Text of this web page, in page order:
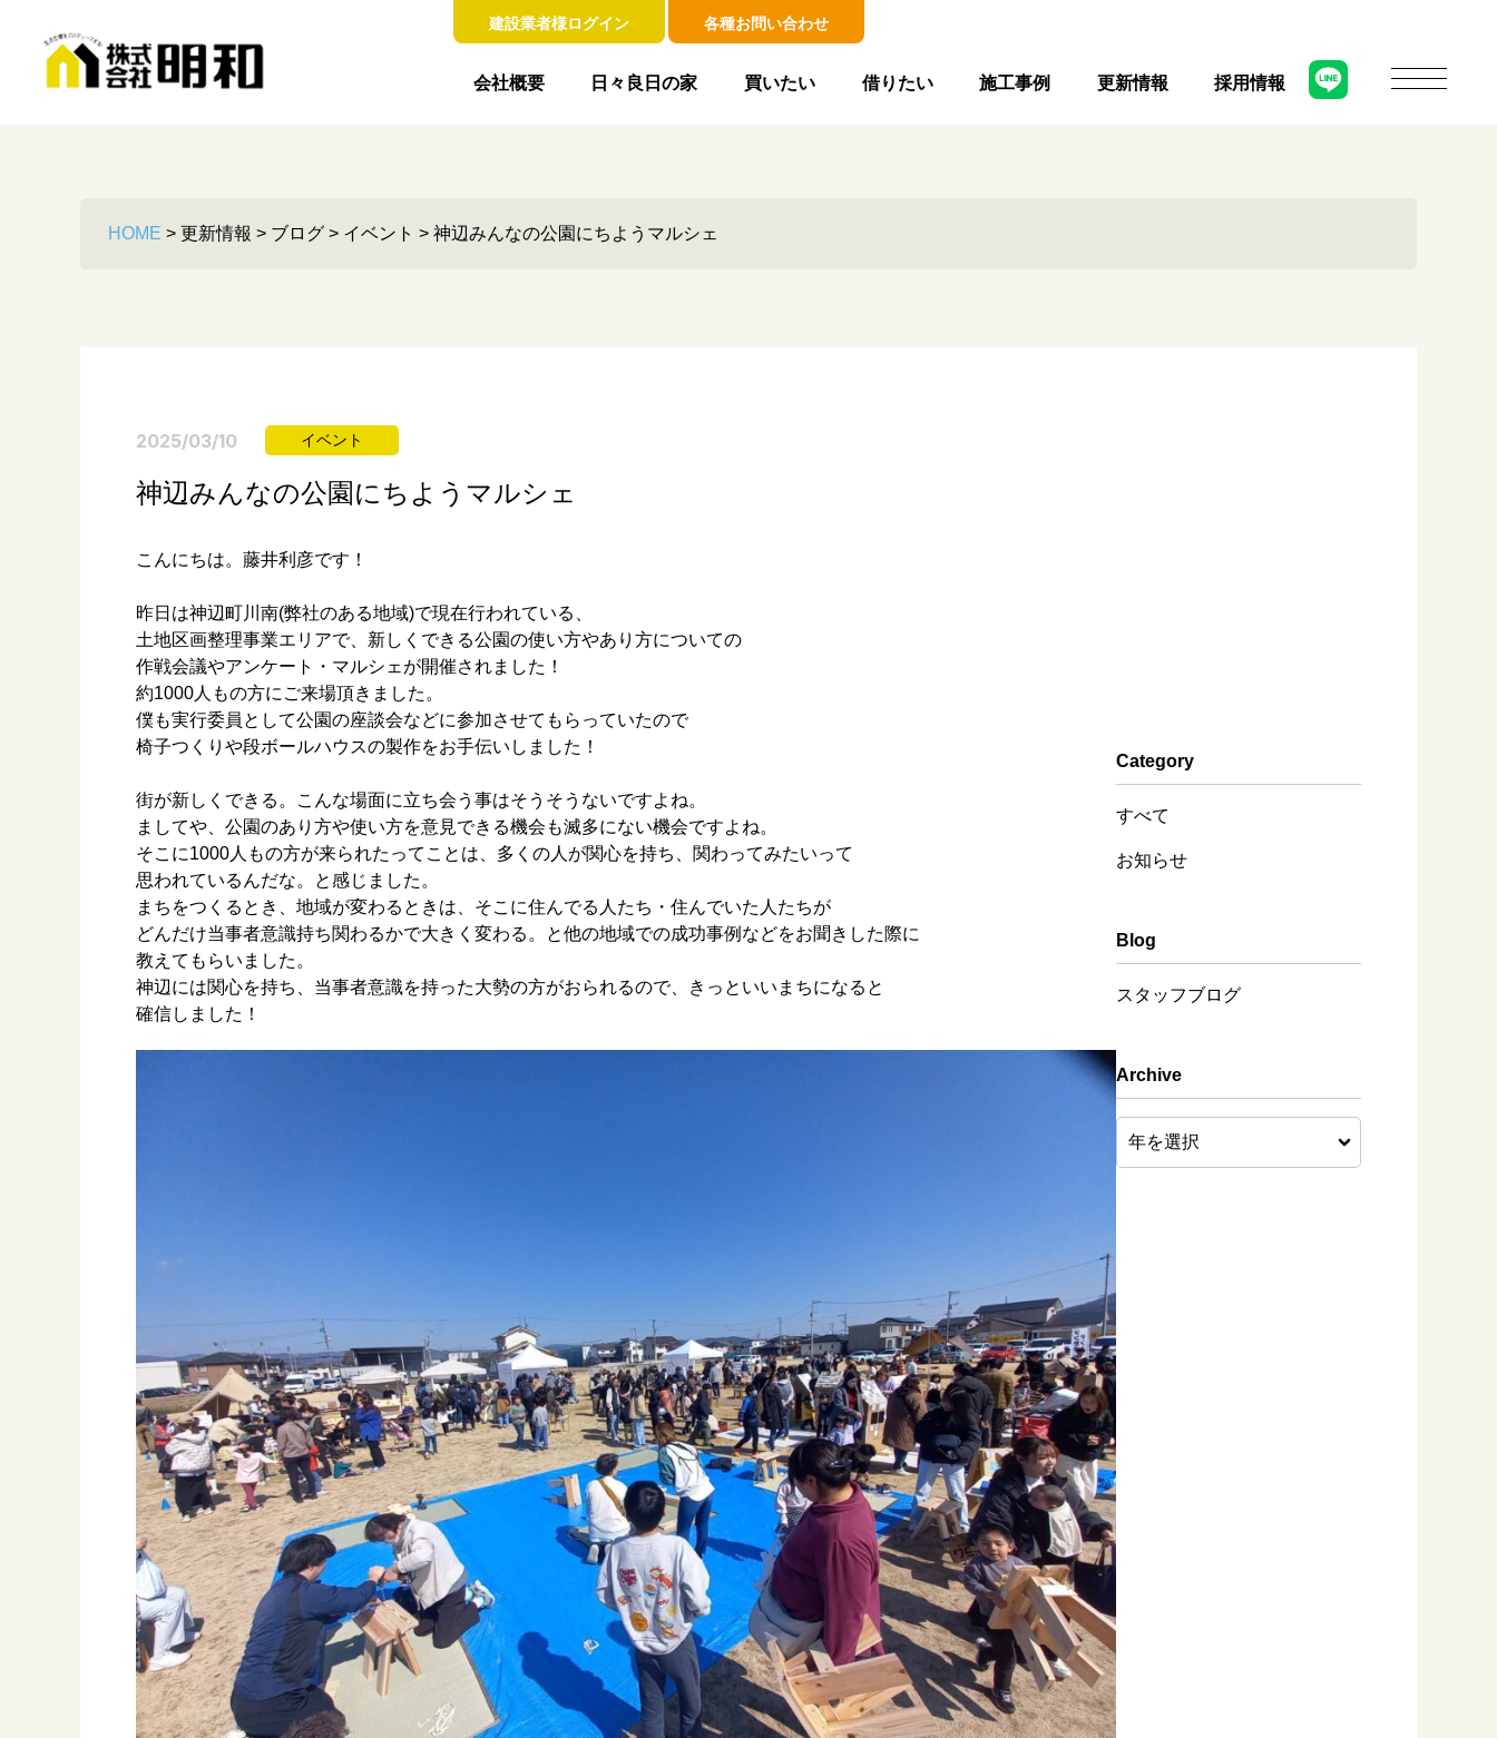
建設業者様ログイン 各種お問い合わせ
会社概要 日々良日の家 買いたい 借りたい 施工事例 更新情報 採用情報
HOME > 更新情報 > ブログ > イベント > 神辺みんなの公園にちようマルシェ
2025/03/10 イベント
神辺みんなの公園にちようマルシェ
こんにちは。藤井利彦です！
昨日は神辺町川南(弊社のある地域)で現在行われている、
土地区画整理事業エリアで、新しくできる公園の使い方やあり方についての
作戦会議やアンケート・マルシェが開催されました！
約1000人もの方にご来場頂きました。
僕も実行委員として公園の座談会などに参加させてもらっていたので
椅子つくりや段ボールハウスの製作をお手伝いしました！
街が新しくできる。こんな場面に立ち会う事はそうそうないですよね。
ましてや、公園のあり方や使い方を意見できる機会も滅多にない機会ですよね。
そこに1000人もの方が来られたってことは、多くの人が関心を持ち、関わってみたいって
思われているんだな。と感じました。
まちをつくるとき、地域が変わるときは、そこに住んでる人たち・住んでいた人たちが
どんだけ当事者意識持ち関わるかで大きく変わる。と他の地域での成功事例などをお聞きした際に
教えてもらいました。
神辺には関心を持ち、当事者意識を持った大勢の方がおられるので、きっといいまちになると
確信しました！
Category
すべて
お知らせ
Blog
スタッフブログ
Archive